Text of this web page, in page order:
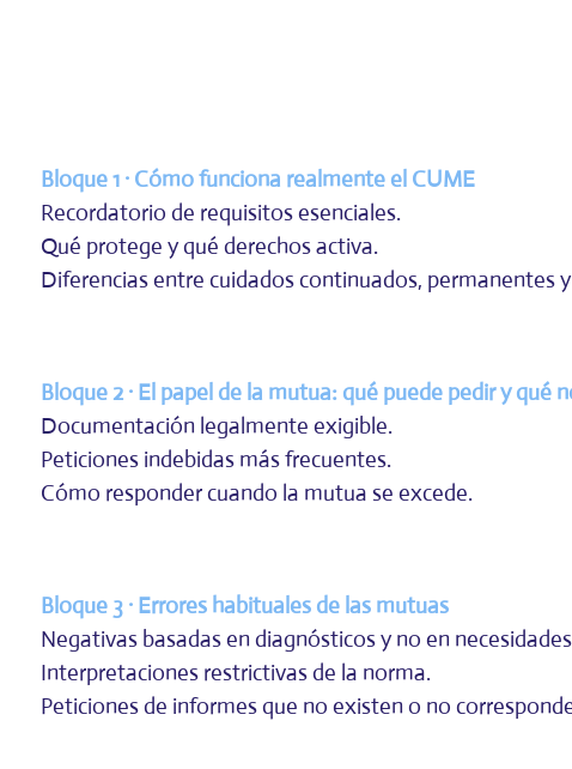
Bloque 1 · Cómo funciona realmente el CUME
Recordatorio de requisitos esenciales.
Qué protege y qué derechos activa.
Diferencias entre cuidados continuados, permanentes
Bloque 2 · El papel de la mutua: qué puede pedir y qué
Documentación legalmente exigible.
Peticiones indebidas más frecuentes.
Cómo responder cuando la mutua se excede.
Bloque 3 · Errores habituales de las mutuas
Negativas basadas en diagnósticos y no en
Interpretaciones restrictivas de la norma.
Peticiones de informes que no existen o no